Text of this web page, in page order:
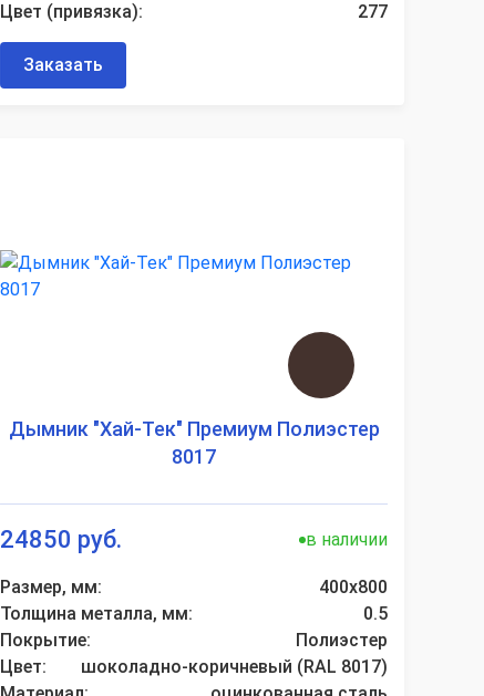
Цвет (привязка):
277
Заказать
Дымник "Хай-Тек" Премиум Полиэстер
8017
24850 руб. в наличии
Размер, мм:
400х800
Толщина металла, мм:
0.5
Покрытие:
Полиэстер
Цвет:
шоколадно-коричневый (RAL 8017)